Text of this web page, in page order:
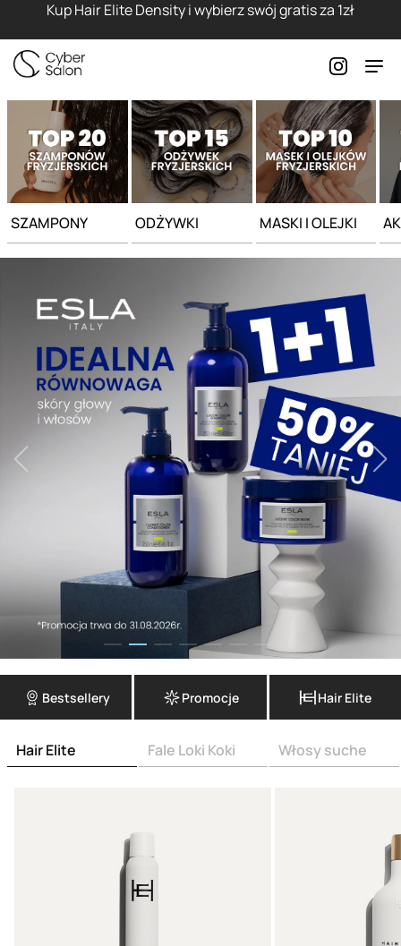
Kup Hair Elite Density i wybierz swój gratis za 1zł
SZAMPONY ODŻYWKI MASKI I OLEJKI
Bestsellery Promocje Hair Elite
Hair Elite Fale Loki Koki Włosy suche
Strona główna - Cyber Salon